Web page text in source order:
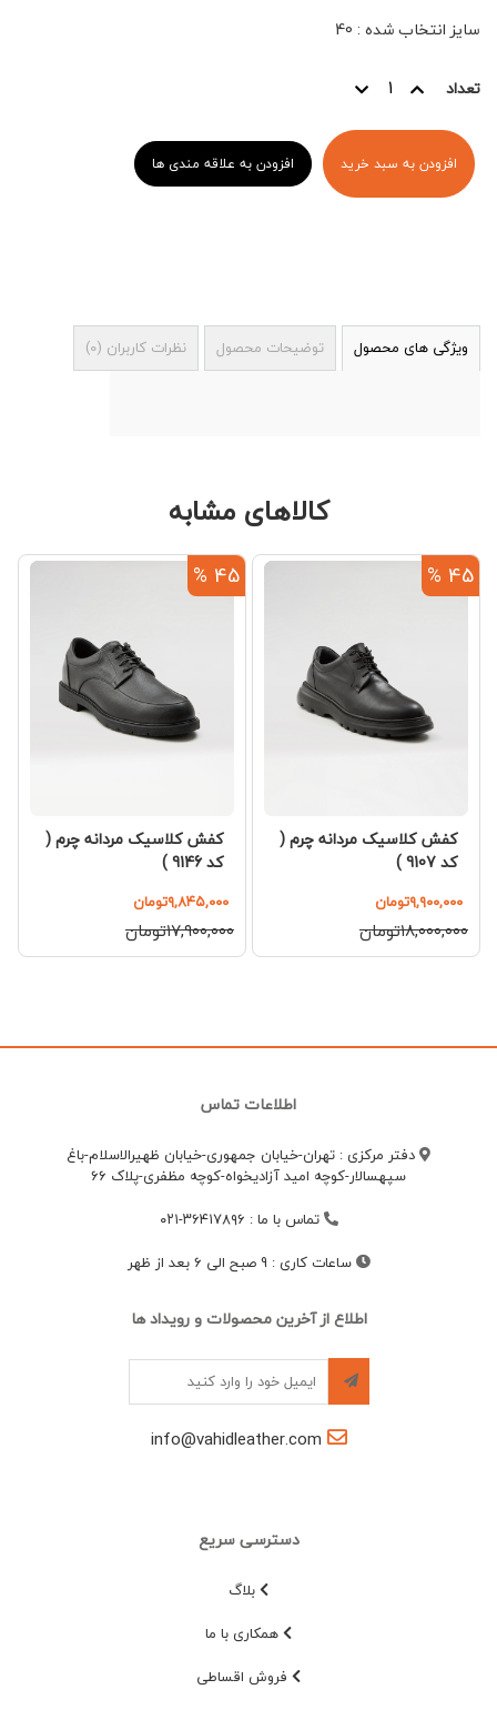
سایز انتخاب شده :
40
تعداد
افزودن به سبد خرید افزودن به علاقه مندی ها
ویژگی های محصول توضیحات محصول نظرات کاربران (
0
)
کالاهای مشابه
چرم (
کفش کلاسیک مردانه چرم (
۹,۸۴۵,۰۰۰تومان
۱۷,۹۰۰,۰۰۰تومان
کفش کلاسیک مردانه
۱۰,۳۹۵,۰۰۰تومان
۱۸,۹۰۰,۰۰۰تومان
اطلاعات تماس
دفتر مرکزی : تهران-خیابان جمهوری-خیابان ظهیرالاسلام-باغ
سپهسالار-کوچه امید آزادیخواه-کوچه مظفری-پلاک 66
تماس با ما : ۳۶۴۱۷۸۹۶-۰۲۱
ساعات کاری : 9 صبح الی 6 بعد از ظهر
اطلاع از آخرین محصولات و رویداد ها
info@vahidleather.com
دسترسی سریع
بلاگ
همکاری با ما
فروش اقساطی